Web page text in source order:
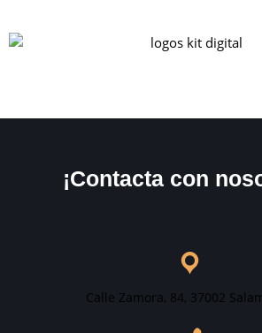
¡Contacta con
Calle Zamora, 84, 37002